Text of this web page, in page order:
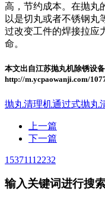
高，节约成本。在抛丸
以是切丸或者不锈钢丸
过改变工件的焊接拉应
命。
本文出自江苏抛丸机除锈设
http://m.ycpaowanji.com/
抛丸清理机通过式抛丸
上一篇
下一篇
15371112232
输入关键词进行搜